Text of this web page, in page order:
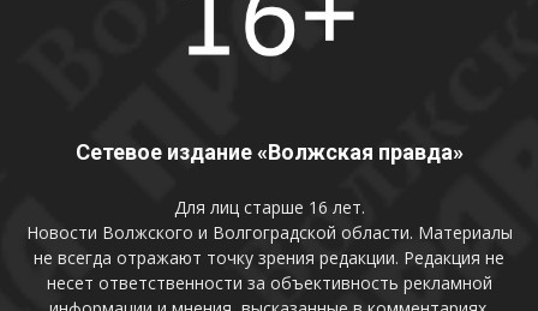
Сетевое издание «Волжская правда»
Для лиц старше 16 лет.
Новости Волжского и Волгоградской области. Материалы
не всегда отражают точку зрения редакции. Редакция не
несет ответственности за объективность рекламной